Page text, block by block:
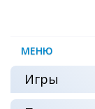
МЕНЮ
Игры